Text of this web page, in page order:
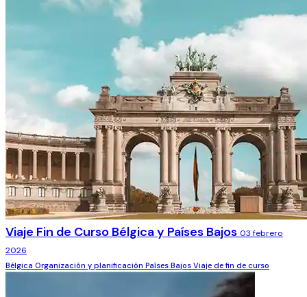
Viaje Fin de Curso Bélgica y Países Bajos 03 febrero
2026
Bélgica Organización y planificación Países Bajos Viaje de fin de curso